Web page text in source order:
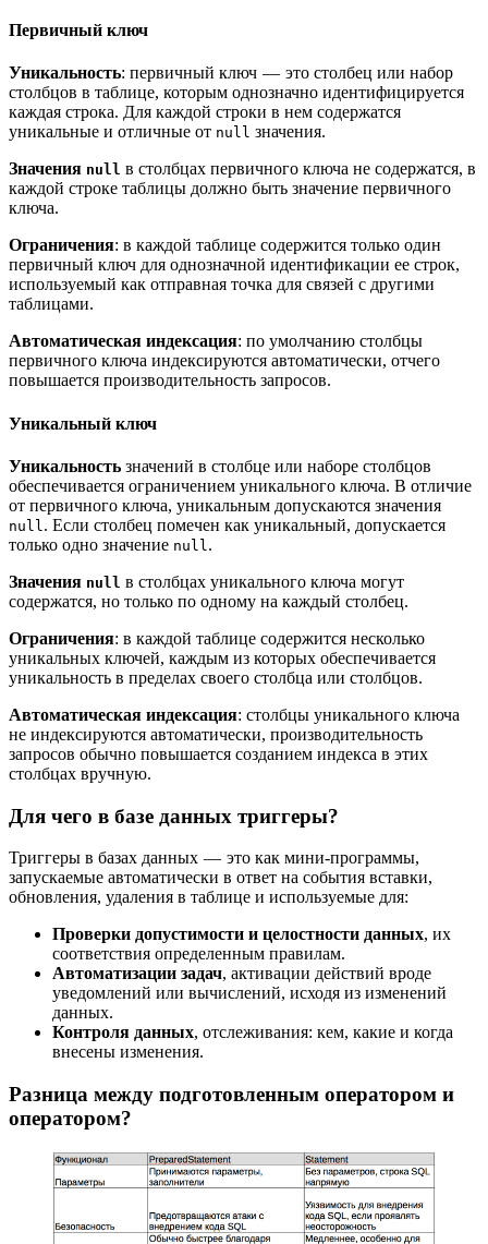
Первичный ключ
Уникальность: первичный ключ — это столбец или набор
столбцов в таблице, которым однозначно идентифицируется
каждая строка. Для каждой строки в нем содержатся
уникальные и отличные от null значения.
Значения null в столбцах первичного ключа не содержатся, в
каждой строке таблицы должно быть значение первичного
ключа.
Ограничения: в каждой таблице содержится только один
первичный ключ для однозначной идентификации ее строк,
используемый как отправная точка для связей с другими
таблицами.
Автоматическая индексация: по умолчанию столбцы
первичного ключа индексируются автоматически, отчего
повышается производительность запросов.
Уникальный ключ
Уникальность значений в столбце или наборе столбцов
обеспечивается ограничением уникального ключа. В отличие
от первичного ключа, уникальным допускаются значения
null . Если столбец помечен как уникальный, допускается
только одно значение null .
Значения null в столбцах уникального ключа могут
содержатся, но только по одному на каждый столбец.
Ограничения: в каждой таблице содержится несколько
уникальных ключей, каждым из которых обеспечивается
уникальность в пределах своего столбца или столбцов.
Автоматическая индексация: столбцы уникального ключа
не индексируются автоматически, производительность
запросов обычно повышается созданием индекса в этих
столбцах вручную.
Для чего в базе данных триггеры?
Триггеры в базах данных — это как мини-программы,
запускаемые автоматически в ответ на события вставки,
обновления, удаления в таблице и используемые для:
Проверки допустимости и целостности данных, их
соответствия определенным правилам.
Автоматизации задач, активации действий вроде
уведомлений или вычислений, исходя из изменений
данных.
Контроля данных, отслеживания: кем, какие и когда
внесены изменения.
Разница между подготовленным оператором и
оператором?